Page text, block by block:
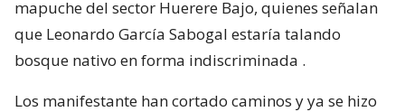
mapuche del sector Huerere Bajo, quienes señalan
que Leonardo García Sabogal estaría talando
bosque nativo en forma indiscriminada .
Los manifestante han cortado caminos y ya se hizo